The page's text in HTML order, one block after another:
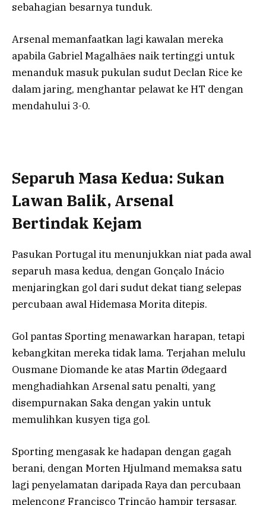
sebahagian besarnya tunduk.
Arsenal memanfaatkan lagi kawalan mereka
apabila Gabriel Magalhães naik tertinggi untuk
menanduk masuk pukulan sudut Declan Rice ke
dalam jaring, menghantar pelawat ke HT dengan
mendahului 3-0.
Separuh Masa Kedua: Sukan
Lawan Balik, Arsenal
Bertindak Kejam
Pasukan Portugal itu menunjukkan niat pada awal
separuh masa kedua, dengan Gonçalo Inácio
menjaringkan gol dari sudut dekat tiang selepas
percubaan awal Hidemasa Morita ditepis.
Gol pantas Sporting menawarkan harapan, tetapi
kebangkitan mereka tidak lama. Terjahan melulu
Ousmane Diomande ke atas Martin Ødegaard
menghadiahkan Arsenal satu penalti, yang
disempurnakan Saka dengan yakin untuk
memulihkan kusyen tiga gol.
Sporting mengasak ke hadapan dengan gagah
berani, dengan Morten Hjulmand memaksa satu
lagi penyelamatan daripada Raya dan percubaan
melencong Francisco Trincão hampir tersasar.